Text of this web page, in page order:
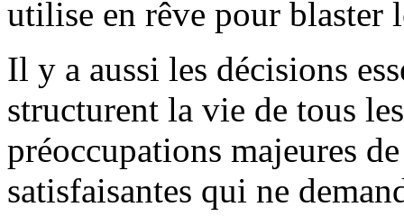
utilise en rêve pour blaster
Il y a aussi les décisions
structurent la vie de tous
préoccupations majeures
satisfaisantes qui ne